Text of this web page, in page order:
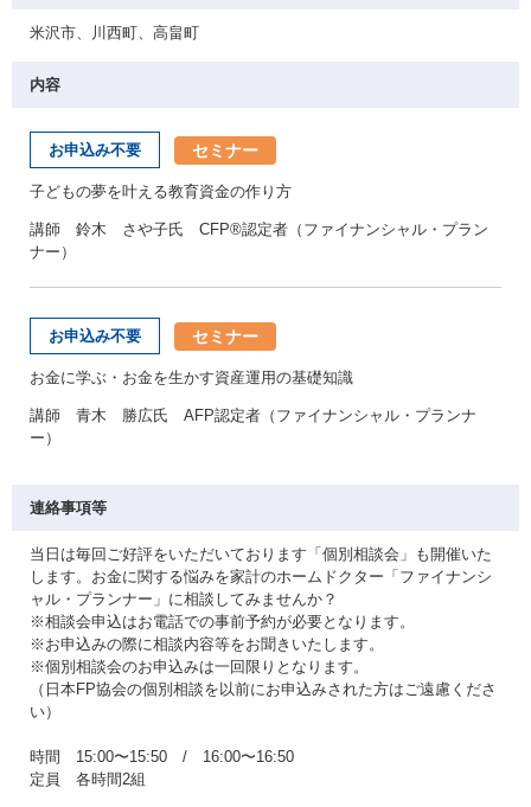
米沢市、川西町、高畠町
内容
お申込み不要 セミナー
子どもの夢を叶える教育資金の作り方
講師 鈴木 さや子氏 CFP®認定者（ファイナンシャル・プラン
ナー）
お申込み不要 セミナー
お金に学ぶ・お金を生かす資産運用の基礎知識
講師 青木 勝広氏 AFP認定者（ファイナンシャル・プランナ
ー）
連絡事項等
当日は毎回ご好評をいただいております「個別相談会」も開催いた
します。お金に関する悩みを家計のホームドクター「ファイナンシ
ャル・プランナー」に相談してみませんか？
※相談会申込はお電話での事前予約が必要となります。
※お申込みの際に相談内容等をお聞きいたします。
※個別相談会のお申込みは一回限りとなります。
（日本FP協会の個別相談を以前にお申込みされた方はご遠慮くださ
い）
時間 15:00〜15:50 / 16:00〜16:50
定員 各時間2組